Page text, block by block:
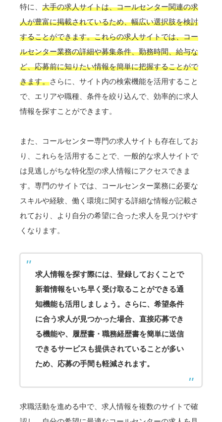
特に、 大手の求人サイトは、コールセンター関連の求
人が豊富に掲載されているため、幅広い選択肢を検討
することができます。これらの求人サイトでは、コー
ルセンター業務の詳細や募集条件、勤務時間、給与な
ど、応募前に知りたい情報を簡単に把握することがで
きます。さらに、サイト内の検索機能を活用すること
で、エリアや職種、条件を絞り込んで、効率的に求人
情報を探すことができます。
また、コールセンター専門の求人サイトも存在してお
り、これらを活用することで、一般的な求人サイトで
は見逃しがちな特化型の求人情報にアクセスできま
す。専門のサイトでは、コールセンター業務に必要な
スキルや経験、働く環境に関する詳細な情報が記載さ
れており、より自分の希望に合った求人を見つけやす
くなります。
求人情報を探す際には、登録しておくことで
新着情報をいち早く受け取ることができる通
知機能も活用しましょう。さらに、希望条件
に合う求人が見つかった場合、直接応募でき
る機能や、履歴書・職務経歴書を簡単に送信
できるサービスも提供されていることが多い
ため、応募の手間も軽減されます。
求職活動を進める中で、求人情報を複数のサイトで確